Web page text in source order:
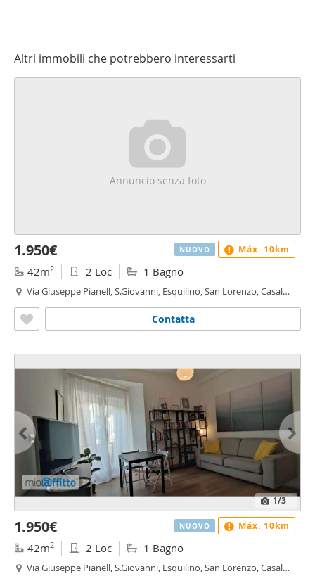
Altri immobili che potrebbero interessarti
Annuncio senza foto
1.950€
42m2 2 Loc 1 Bagno
Via Giuseppe Pianell, S.Giovanni, Esquilino, San Lorenzo, Casal
Contatta
NUOVO Máx. 10km
1/3
1.950€
42m2 2 Loc 1 Bagno
Via Giuseppe Pianell, S.Giovanni, Esquilino, San Lorenzo, Casal
NUOVO Máx. 10km